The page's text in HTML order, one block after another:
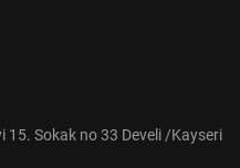
15. Sokak no 33 Develi /Kayseri